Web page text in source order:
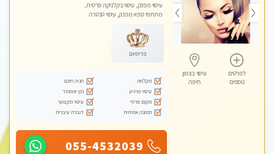
לפרטים
נוספים
עיסוי בצפון
חיפה
עיסוי מפנק, עיסוי בקלניקה פרטית,
מתחמי ספא מפנק, עיסוי טנטרה
פרימיום
מקלחת
חניה חינם
עיסוי מרגיע
נקי ומסודר
מקום פרטי
עיסוי מקצועי
תמונה אמיתית
דוברת עיברית
055-4532039